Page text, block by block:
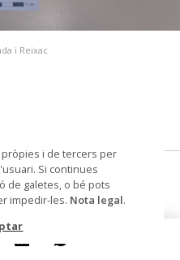
i Reixac
meitat segle XX
i de tercers per
Si continues
de galetes, o bé pots
impedir-les. Nota legal.